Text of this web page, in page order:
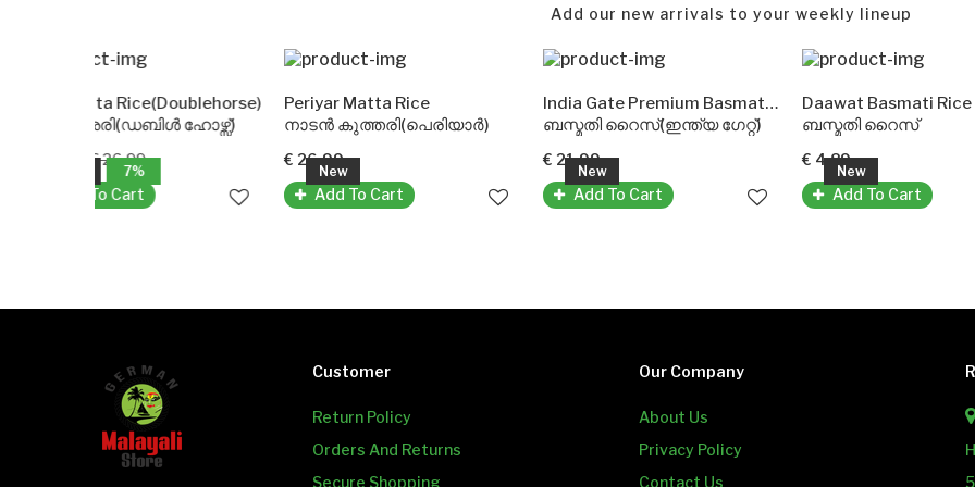
Add our new arrivals to your weekly lineup
ഹോഴ്സ്)
Periyar Matta Rice
നാടൻ കുത്തരി(പെരിയാർ)
Add To Cart
India Gate Premium Basmati Rice
ബസ്മതി റൈസ്(ഇന്ത്യ ഗേറ്റ്)
Add To Cart
Daawat Basmati Rice Extra Long
ബസ്മതി റൈസ്
Add To Cart
Customer
Return Policy
Orders And Returns
Secure Shopping
Our Company
About Us
Privacy Policy
Contact Us